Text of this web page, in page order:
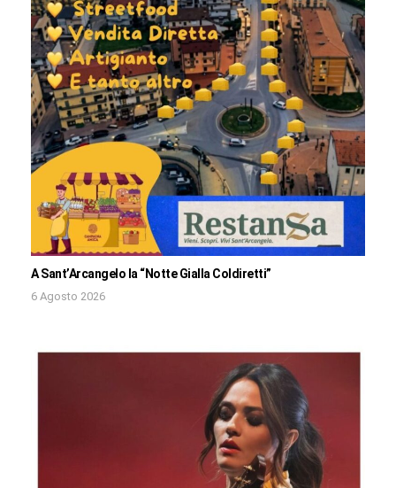
A Sant’Arcangelo la “Notte Gialla Coldiretti”
6 Agosto 2026